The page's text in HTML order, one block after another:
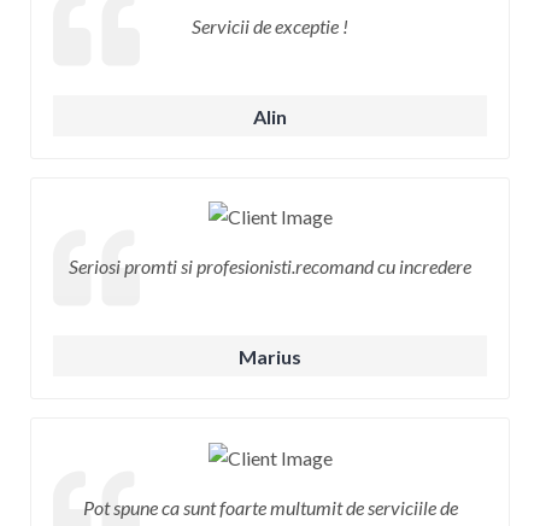
Servicii de exceptie !
Alin
Seriosi promti si profesionisti.recomand cu incredere
Marius
Pot spune ca sunt foarte multumit de serviciile de